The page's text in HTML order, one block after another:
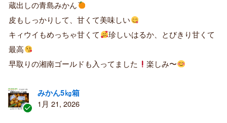
み
購
者
蔵出しの青島みかん
皮もしっかりして、甘くて美味しい
キィウイもめっちゃ甘くて
珍しいはるか、とびきり甘くて
最高
早取りの湘南ゴールドも入ってました
楽しみ〜
みかん5㎏箱
1月 21, 2026